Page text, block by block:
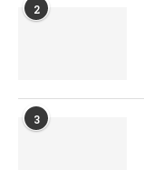
2
3